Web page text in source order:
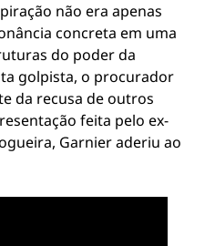
não era apenas
concreta em uma
do poder da
golpista, o procurador
da recusa de outros
feita pelo ex-
Garnier aderiu ao